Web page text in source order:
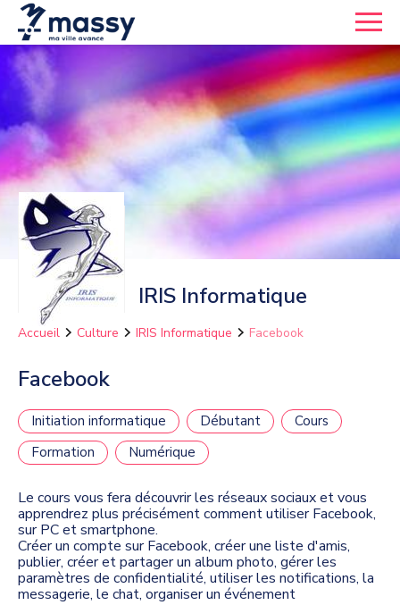
IRIS Informatique
Accueil Culture IRIS Informatique Facebook
Facebook
Initiation informatique Débutant
Cours
Formation
Numérique
Le cours vous fera découvrir les réseaux sociaux et vous
apprendrez plus précisément comment utiliser Facebook,
sur PC et smartphone.
Créer un compte sur Facebook, créer une liste d'amis,
publier, créer et partager un album photo, gérer les
paramètres de confidentialité, utiliser les notifications, la
messagerie, le chat, organiser un événement